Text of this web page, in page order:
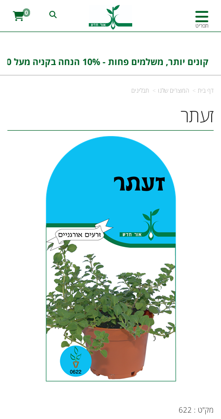
תפריט
0
קונים יותר, משלמים פחות - 10% הנחה בקניה מעל 100 ש''ח בהזנת הקוד : אורחדש10
דף בית המוצרים שלנו תבלינים
זעתר
מק"ט : 622